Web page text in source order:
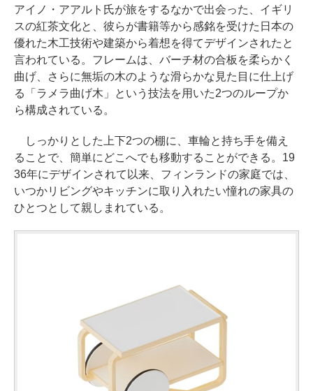
アイノ・アアルト氏が旅をするなかで出会った、イギリ
スの紅茶文化と、彼らが書籍等から感銘を受けた日本の
優れた木工技術や建築から着想を得てデザインされたと
言われている。フレームは、バーチ材の合板を柔らかく
曲げ、さらに無垢の木のような滑らかな見た目に仕上げ
る「ラメラ曲げ木」という技法を用いた2つのループか
ら構成されている。
しっかりとした上下2つの棚に、車輪と持ち手を備え
ることで、簡単にどこへでも移動することができる。19
36年にデザインされて以来、フィンランドの家庭では、
いつかリビングやキッチンに取り入れたい憧れの家具の
ひとつとして親しまれている。